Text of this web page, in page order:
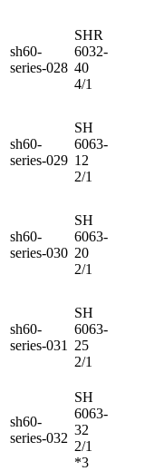
sh60-
series-028
SHR
6032-
40
4/1
sh60-
series-029
SH
6063-
12
2/1
sh60-
series-030
SH
6063-
20
2/1
sh60-
series-031
SH
6063-
25
2/1
sh60-
series-032
SH
6063-
32
2/1
*3